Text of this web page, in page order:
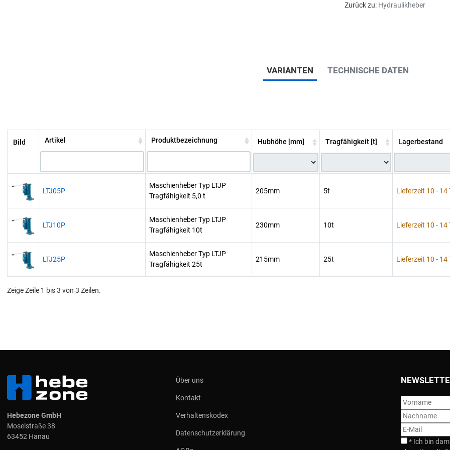
Zurück zu: Hydraulikheber
VARIANTEN TECHNISCHE DATEN
Bild Artikel Produktbezeichnung Hubhöhe [mm] Tragfähigkeit [t] Lagerbestand
LTJ05P
Maschienheber Typ LTJP
Tragfähigkeit 5,0 t
205mm 5t Lieferzeit 10 - 14
LTJ10P
Maschienheber Typ LTJP
Tragfähigkeit 10t
230mm 10t Lieferzeit 10 - 14
LTJ25P
Maschienheber Typ LTJP
Tragfähigkeit 25t
215mm 25t Lieferzeit 10 - 14
Zeige Zeile 1 bis 3 von 3 Zeilen.
Hebezone GmbH
Moselstraße 38
63452 Hanau
Über uns
Kontakt
Verhaltenskodex
Datenschutzerklärung
* Ich bin